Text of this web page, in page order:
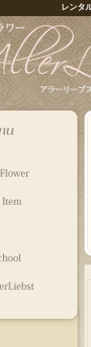
レンタ